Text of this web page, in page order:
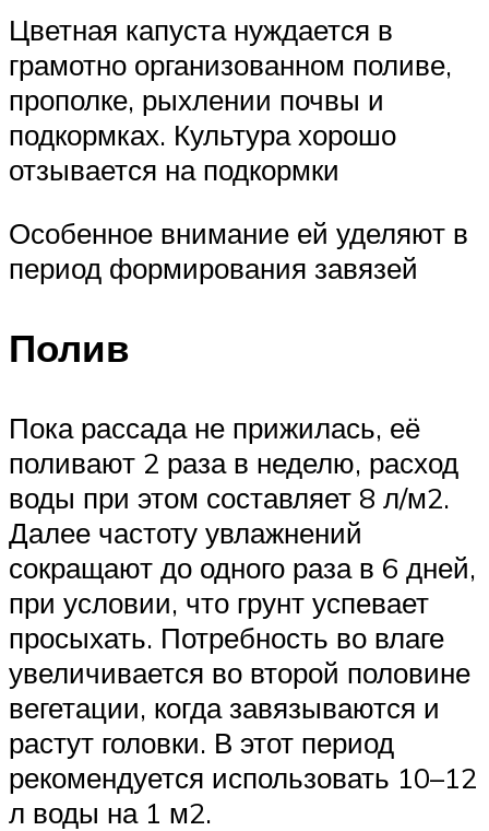
Цветная капуста нуждается в
грамотно организованном поливе,
прополке, рыхлении почвы и
подкормках. Культура хорошо
отзывается на подкормки
Особенное внимание ей уделяют в
период формирования завязей
Полив
Пока рассада не прижилась, её
поливают 2 раза в неделю, расход
воды при этом составляет 8 л/м2.
Далее частоту увлажнений
сокращают до одного раза в 6 дней,
при условии, что грунт успевает
просыхать. Потребность во влаге
увеличивается во второй половине
вегетации, когда завязываются и
растут головки. В этот период
рекомендуется использовать 10–12
л воды на 1 м2.